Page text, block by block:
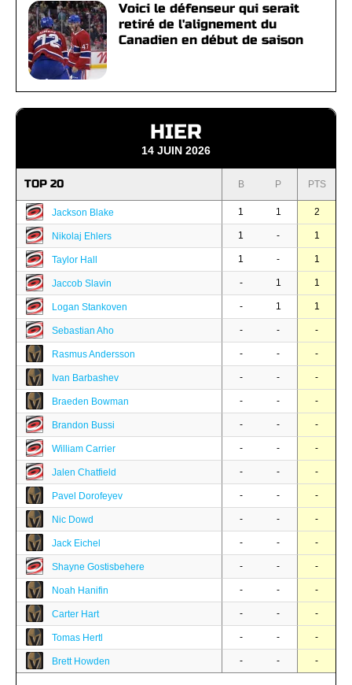
Voici le défenseur qui serait
retiré de l'alignement du
Canadien en début de saison
HIER
14 JUIN 2026
TOP 20 B P PTS
Jackson Blake 1 1 2
Nikolaj Ehlers 1 - 1
Taylor Hall 1 - 1
Jaccob Slavin - 1 1
Logan Stankoven - 1 1
Sebastian Aho - - -
Rasmus Andersson - - -
Ivan Barbashev - - -
Braeden Bowman - - -
Brandon Bussi - - -
William Carrier - - -
Jalen Chatfield - - -
Pavel Dorofeyev - - -
Nic Dowd - - -
Jack Eichel - - -
Shayne Gostisbehere - - -
Noah Hanifin - - -
Carter Hart - - -
Tomas Hertl - - -
Brett Howden - - -